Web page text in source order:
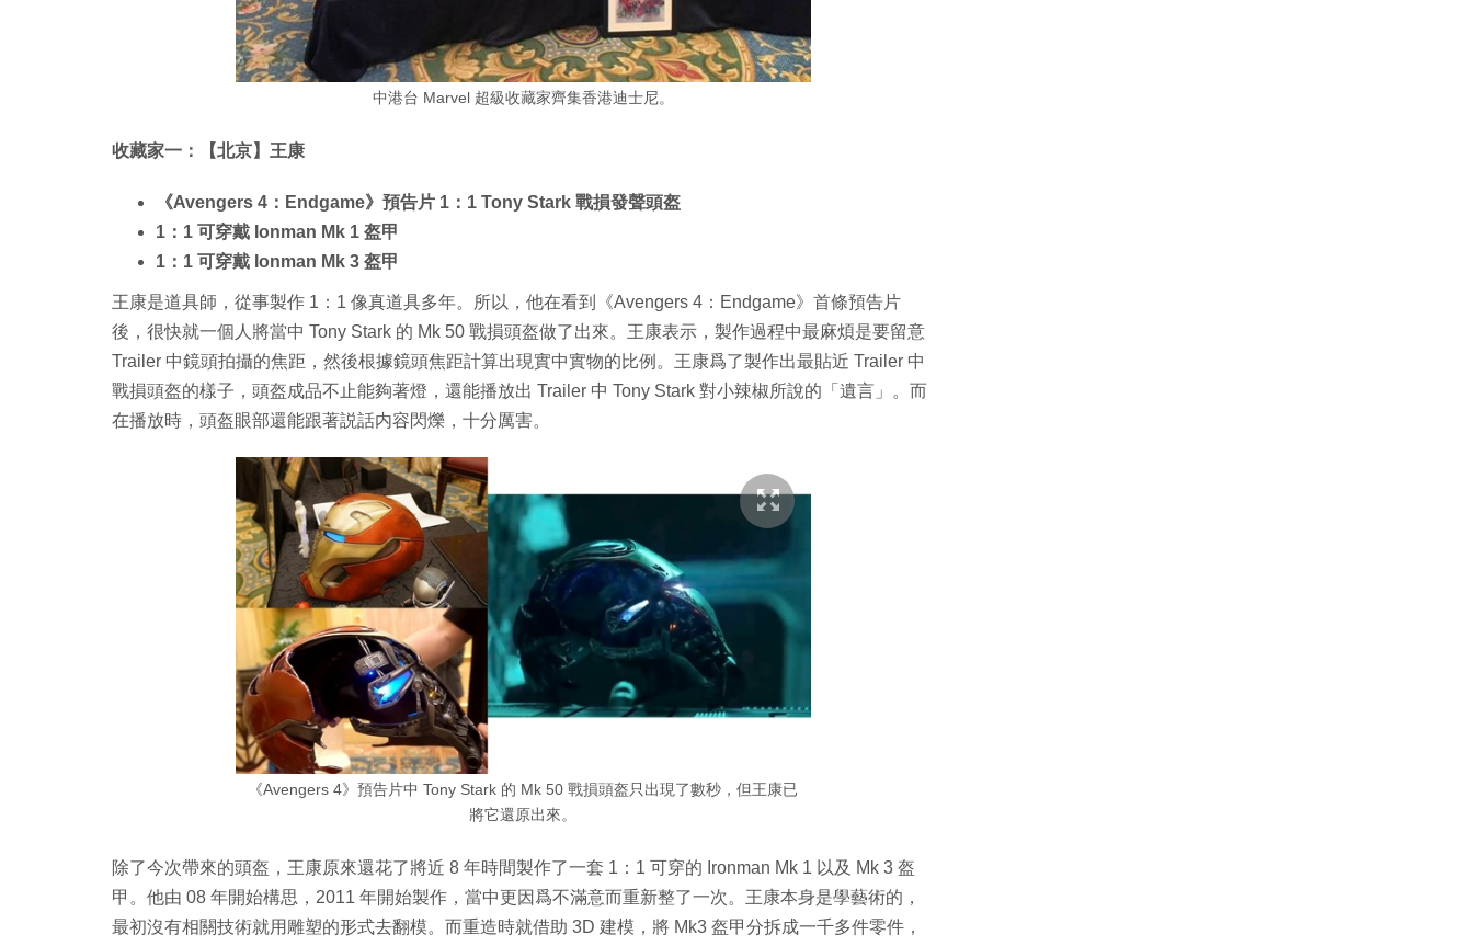
中港台 Marvel 超級收藏家齊集香港迪士尼。
收藏家一：【北京】王康
《Avengers 4：Endgame》預告片 1：1 Tony Stark 戰損發聲頭盔
1：1 可穿戴 Ionman Mk 1 盔甲
1：1 可穿戴 Ionman Mk 3 盔甲
王康是道具師，從事製作 1：1 像真道具多年。所以，他在看到《Avengers 4：Endgame》首條預告片
後，很快就一個人將當中 Tony Stark 的 Mk 50 戰損頭盔做了出來。王康表示，製作過程中最麻煩是要留意
Trailer 中鏡頭拍攝的焦距，然後根據鏡頭焦距計算出現實中實物的比例。王康爲了製作出最貼近 Trailer 中
戰損頭盔的樣子，頭盔成品不止能夠著燈，還能播放出 Trailer 中 Tony Stark 對小辣椒所說的「遺言」。而
在播放時，頭盔眼部還能跟著説話内容閃爍，十分厲害。
《Avengers 4》預告片中 Tony Stark 的 Mk 50 戰損頭盔只出現了數秒，但王康已
將它還原出來。
除了今次帶來的頭盔，王康原來還花了將近 8 年時間製作了一套 1：1 可穿的 Ironman Mk 1 以及 Mk 3 盔
甲。他由 08 年開始構思，2011 年開始製作，當中更因爲不滿意而重新整了一次。王康本身是學藝術的，
最初沒有相關技術就用雕塑的形式去翻模。而重造時就借助 3D 建模，將 Mk3 盔甲分拆成一千多件零件，